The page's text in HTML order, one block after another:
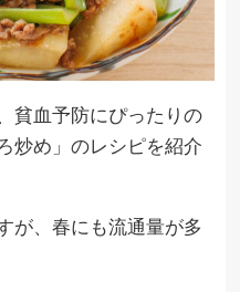
貧血予防にぴったりの
炒め」のレシピを紹介
が、春にも流通量が多